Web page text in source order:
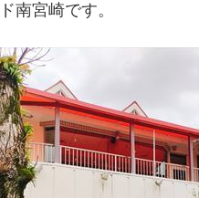
南宮崎です。